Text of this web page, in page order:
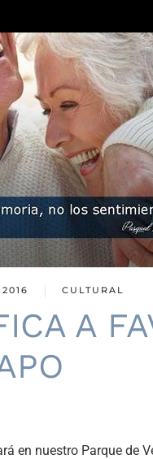
CULTURAL
A
en nuestro Parque de